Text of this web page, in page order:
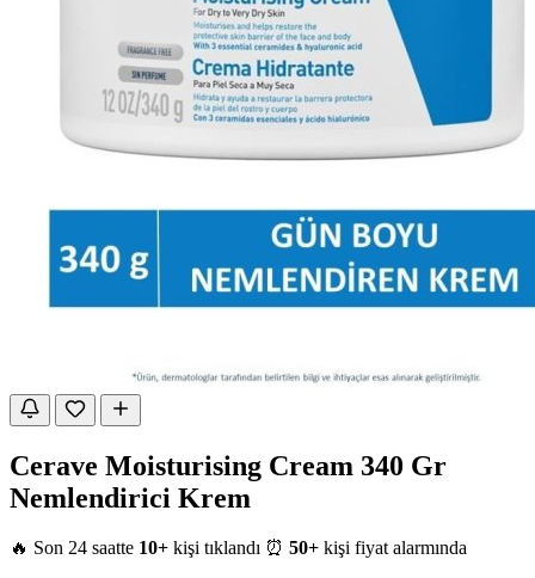
Cerave Moisturising Cream 340 Gr
Nemlendirici Krem
🔥 Son 24 saatte 10+ kişi tıklandı ⏰ 50+ kişi fiyat alarmında